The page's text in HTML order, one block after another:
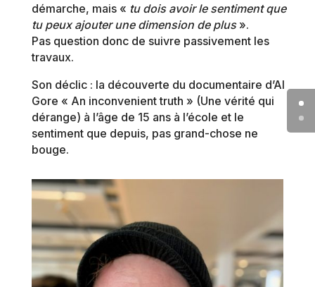
démarche, mais « tu dois avoir le sentiment que
tu peux ajouter une dimension de plus».
Pas question donc de suivre passivement les
travaux.
Son déclic : la découverte du documentaire d’Al
Gore « An inconvenient truth » (Une vérité qui
dérange) à l’âge de 15 ans à l’école et le
sentiment que depuis, pas grand-chose ne
bouge.